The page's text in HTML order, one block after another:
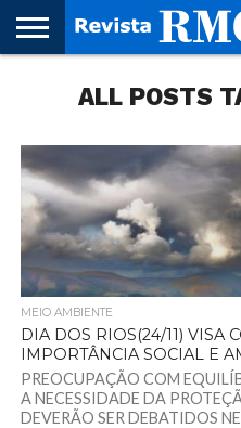
REVISTA
PROJETO
CULTURAL
RMC – 20
CIDADES
ARTE &
CULTURA
NOTÍCIAS
CORPORATIVAS
EDIÇÕES
ANTERIORES
PARCEIROS
FAÇA
CONOSCO
ALL POSTS
MEIO AMBIENTE
DIA DOS RIOS(24/11) VISA
IMPORTÂNCIA SOCIAL E
PREOCUPAÇÃO COM
A NECESSIDADE DA
DEVERÃO SER DEBATIDOS